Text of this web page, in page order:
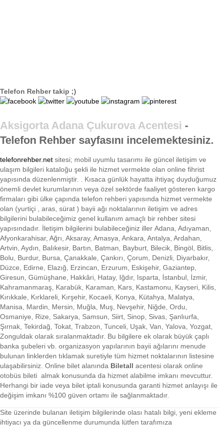
Telefon Rehber takip ;)
Aksigorta Adana Çukurova Acentesi -
Telefon Rehber sayfasını incelemektesiniz.
telefonrehber.net sitesi; mobil uyumlu tasarımı ile güncel iletişim ve
ulaşım bilgileri kataloğu şekli ile hizmet vermekte olan online fihrist
yapısında düzenlenmiştir. . Kısaca günlük hayatta ihtiyaç duyduğumuz
önemli devlet kurumlarının veya özel sektörde faaliyet gösteren kargo
firmaları gibi ülke çapında telefon rehberi yapısında hizmet vermekte
olan (yurtiçi , aras, sürat ) bayii ağı noktalarının iletişim ve adres
bilgilerini bulabileceğimiz genel kullanım amaçlı bir rehber sitesi
yapısındadır. İletişim bilgilerini bulabileceğiniz iller Adana, Adıyaman,
Afyonkarahisar, Ağrı, Aksaray, Amasya, Ankara, Antalya, Ardahan,
Artvin, Aydın, Balıkesir, Bartın, Batman, Bayburt, Bilecik, Bingöl, Bitlis,
Bolu, Burdur, Bursa, Çanakkale, Çankırı, Çorum, Denizli, Diyarbakır,
Düzce, Edirne, Elazığ, Erzincan, Erzurum, Eskişehir, Gaziantep,
Giresun, Gümüşhane, Hakkâri, Hatay, Iğdır, Isparta, İstanbul, İzmir,
Kahramanmaraş, Karabük, Karaman, Kars, Kastamonu, Kayseri, Kilis,
Kırıkkale, Kırklareli, Kırşehir, Kocaeli, Konya, Kütahya, Malatya,
Manisa, Mardin, Mersin, Muğla, Muş, Nevşehir, Niğde, Ordu,
Osmaniye, Rize, Sakarya, Samsun, Siirt, Sinop, Sivas, Şanlıurfa,
Şırnak, Tekirdağ, Tokat, Trabzon, Tunceli, Uşak, Van, Yalova, Yozgat,
Zonguldak olarak sıralanmaktadır. Bu bilgilere ek olarak büyük çaplı
banka şubeleri vb. organizasyon yapılarının bayii ağılarını menude
bulunan linklerden tıklamak suretiyle tüm hizmet noktalarının listesine
ulaşabilirsiniz. Online bilet alanında Biletall acentesi olarak online
otobüs bileti almak konusunda da hizmet alabilme imkanı mevcuttur.
Herhangi bir iade veya bilet iptali konusunda garanti hizmet anlayışı ile
değişim imkanı %100 güven ortamı ile sağlanmaktadır.
Site üzerinde bulanan iletişim bilgilerinde olası hatalı bilgi, yeni ekleme
ihtiyacı ya da güncellenme durumunda lütfen tarafımıza